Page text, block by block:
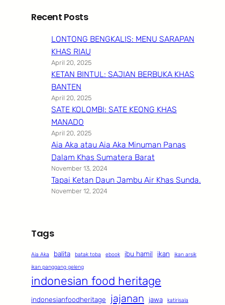
Recent Posts
LONTONG BENGKALIS: MENU SARAPAN
KHAS RIAU
April 20, 2025
KETAN BINTUL: SAJIAN BERBUKA KHAS
BANTEN
April 20, 2025
SATE KOLOMBI: SATE KEONG KHAS
MANADO
April 20, 2025
Aia Aka atau Aia Aka Minuman Panas
Dalam Khas Sumatera Barat
November 13, 2024
Tapai Ketan Daun Jambu Air Khas Sunda.
November 12, 2024
Tags
Aia Aka balita batak toba ebook ibu hamil ikan
ikan arsik
ikan panggang geleng
indonesian food heritage
indonesianfoodheritage jajanan jawa katirisala